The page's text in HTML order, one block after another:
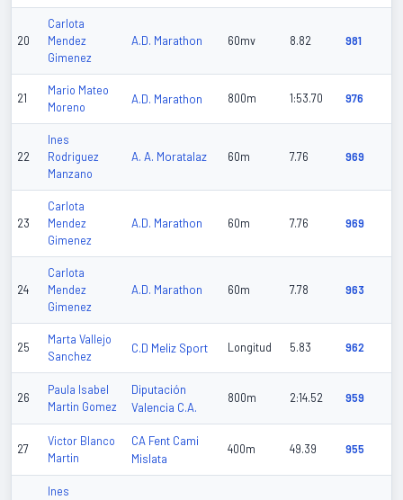
20
Carlota
Mendez
Gimenez
A.D. Marathon 60mv 8.82 981
21
Mario Mateo
Moreno
A.D. Marathon 800m 1:53.70 976
22
Ines
Rodriguez
Manzano
A. A. Moratalaz 60m 7.76 969
23
Carlota
Mendez
Gimenez
A.D. Marathon 60m 7.76 969
24
Carlota
Mendez
Gimenez
A.D. Marathon 60m 7.78 963
25
Marta Vallejo
Sanchez
C.D Meliz Sport Longitud 5.83 962
26
Paula Isabel
Martin Gomez
Diputación
Valencia C.A.
800m 2:14.52 959
27
Victor Blanco
Martin
CA Fent Cami
Mislata
400m 49.39 955
Ines